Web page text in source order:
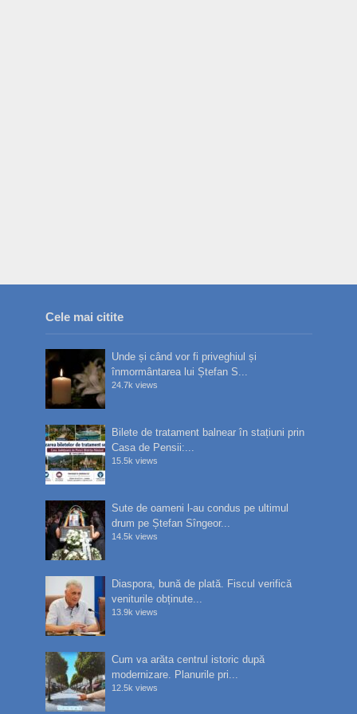
Cele mai citite
Unde și când vor fi priveghiul și
înmormântarea lui Ștefan S...
24.7k views
Bilete de tratament balnear în stațiuni prin
Casa de Pensii:...
15.5k views
Sute de oameni l-au condus pe ultimul
drum pe Ștefan Sîngeor...
14.5k views
Diaspora, bună de plată. Fiscul verifică
veniturile obținute...
13.9k views
Cum va arăta centrul istoric după
modernizare. Planurile pri...
12.5k views